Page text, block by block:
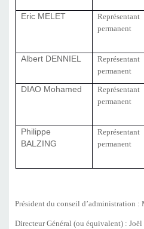
Eric MELET
Représentant
permanent
Albert DENNIEL
Représentant
permanent
DIAO Mohamed
Représentant
permanent
Philippe
BALZING
Représentant
permanent
Président du conseil d’administration :
Directeur Général (ou équivalent) : Joël